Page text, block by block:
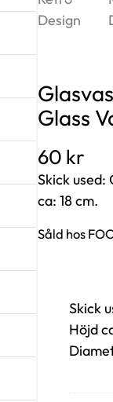
Glass
60 kr
Skick
ca: 18 cm.
Såld hos
Skick
Höjd